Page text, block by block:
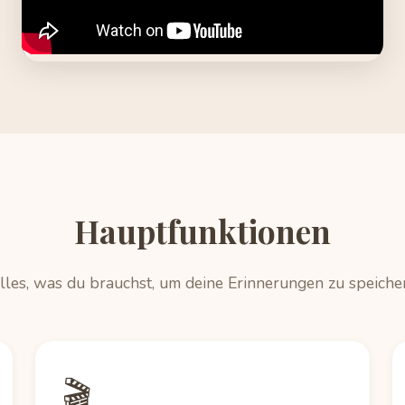
Hauptfunktionen
was du brauchst, um deine Erinnerungen zu